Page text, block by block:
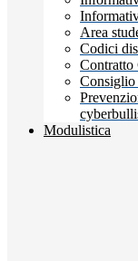
Area
Codici
Consiglio
Modulistica